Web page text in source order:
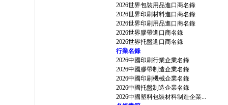
2026世界包裝用品進口商名錄
2026世界印刷材料進口商名錄
2026世界印刷用品進口商名錄
2026世界膠帶進口商名錄
2026世界托盤進口商名錄
行業名錄
2026中國印刷行業企業名錄
2026中國膠帶制造企業名錄
2026中國印刷機械企業名錄
2026中國托盤制造企業名錄
2026中國塑料包裝材料制造企業...